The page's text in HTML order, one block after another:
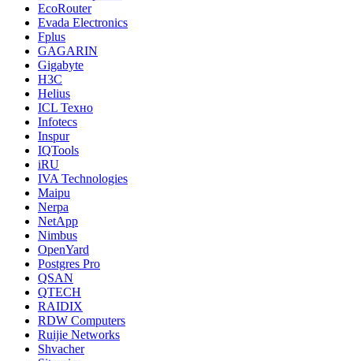
EcoRouter
Evada Electronics
Fplus
GAGARIN
Gigabyte
H3C
Helius
ICL Техно
Infotecs
Inspur
IQTools
iRU
IVA Technologies
Maipu
Nerpa
NetApp
Nimbus
OpenYard
Postgres Pro
QSAN
QTECH
RAIDIX
RDW Computers
Ruijie Networks
Shvacher